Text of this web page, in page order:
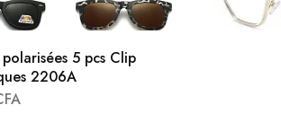
5 pcs Clip
2206A